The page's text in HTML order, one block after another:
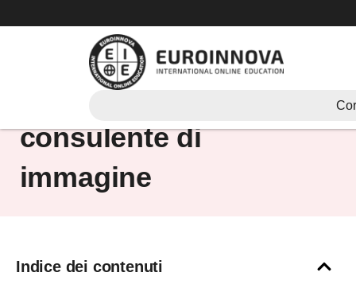
al
Come diventare
consulente di
immagine
Indice dei contenuti